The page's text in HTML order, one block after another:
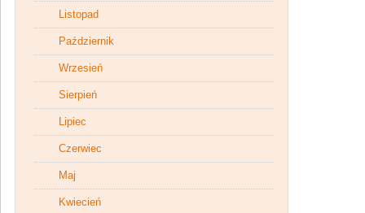
Listopad
Październik
Wrzesień
Sierpień
Lipiec
Czerwiec
Maj
Kwiecień